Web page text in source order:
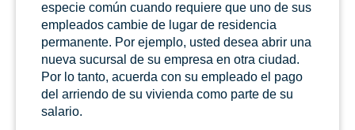
especie común cuando requiere que uno de sus
empleados cambie de lugar de residencia
permanente. Por ejemplo, usted desea abrir una
nueva sucursal de su empresa en otra ciudad.
Por lo tanto, acuerda con su empleado el pago
del arriendo de su vivienda como parte de su
salario.